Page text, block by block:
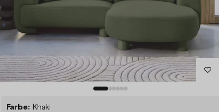
Farbe: Khaki